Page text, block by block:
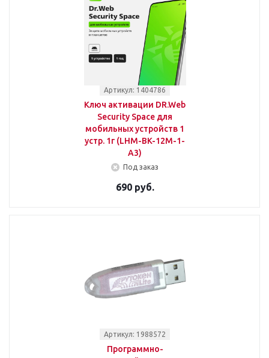
Артикул: 1404786
Ключ активации DR.Web
Security Space для
мобильных устройств 1
устр. 1г (LHM-BK-12M-1-
A3)
Под заказ
690 руб.
Артикул: 1988572
Программно-